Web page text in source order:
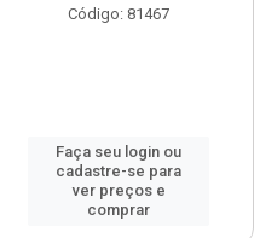
Código: 81467
Faça seu login ou
cadastre-se para
ver preços e
comprar